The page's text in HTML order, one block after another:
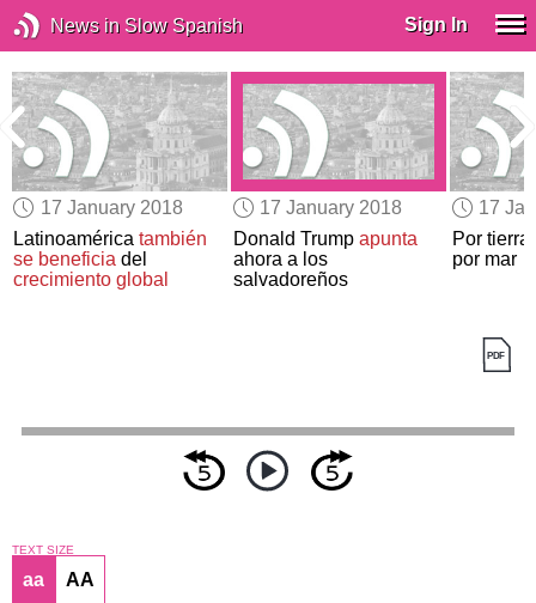
News in Slow Spanish Sign In
17 January 2018
Latinoaméricatambién
se beneficia del
crecimiento global
17 January 2018
Donald Trump apunta
ahora a los
salvadoreños
17
Por
por mar
TEXT SIZE
aa AA